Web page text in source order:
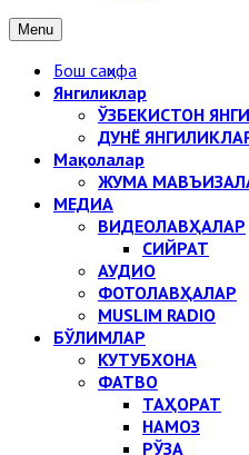
Menu
Бош саҳифа
Янгиликлар
ЎЗБЕКИСТОН
ДУНЁ
Мақолалар
ЖУМА
МЕДИА
ВИДЕОЛАВҲАЛАР
СИЙРАТ
АУДИО
ФОТОЛАВҲАЛАР
MUSLIM RADIO
БЎЛИМЛАР
КУТУБХОНА
ФАТВО
ТАҲОРАТ
НАМОЗ
РЎЗА